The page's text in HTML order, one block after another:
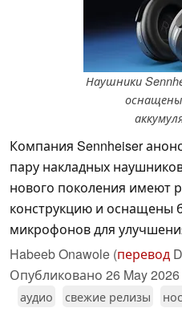
Наушники
Компания Sennheiser
пару накладных
нового поколения имеют
конструкцию и оснащены
микрофонов для
Habeeb Onawole (перевод
Опубликовано 26 May 2026
аудио свежие релизы